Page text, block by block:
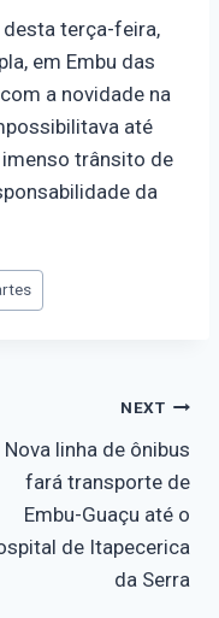
desta terça-feira,
em Embu das
a novidade na
até
trânsito de
da
NEXT
Nova linha de ônibus
fará transporte de
Embu-Guaçu até o
de Itapecerica
da Serra